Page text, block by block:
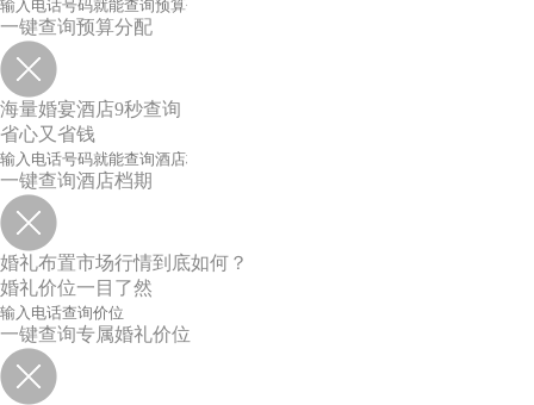
一键查询预算分配
海量婚宴酒店9秒查询
省心又省钱
一键查询酒店档期
婚礼布置市场行情到底如何？
婚礼价位一目了然
一键查询专属婚礼价位